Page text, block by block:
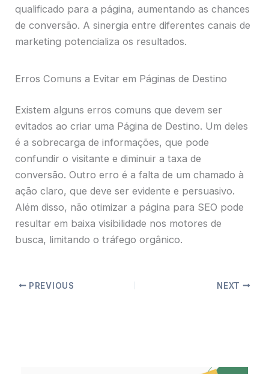
qualificado para a página, aumentando as chances
de conversão. A sinergia entre diferentes canais de
marketing potencializa os resultados.
Erros Comuns a Evitar em Páginas de Destino
Existem alguns erros comuns que devem ser
evitados ao criar uma Página de Destino. Um deles
é a sobrecarga de informações, que pode
confundir o visitante e diminuir a taxa de
conversão. Outro erro é a falta de um chamado à
ação claro, que deve ser evidente e persuasivo.
Além disso, não otimizar a página para SEO pode
resultar em baixa visibilidade nos motores de
busca, limitando o tráfego orgânico.
PREVIOUS NEXT